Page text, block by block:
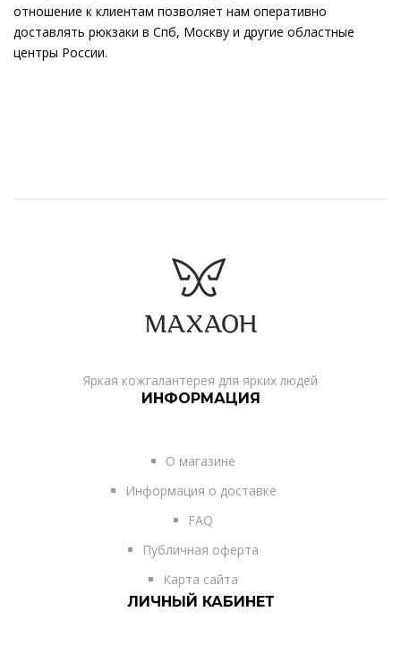
отношение к клиентам позволяет нам оперативно
доставлять рюкзаки в Спб, Москву и другие областные
центры России.
Яркая кожгалантерея для ярких людей
ИНФОРМАЦИЯ
О магазине
Информация о доставке
FAQ
Публичная оферта
Карта сайта
ЛИЧНЫЙ КАБИНЕТ